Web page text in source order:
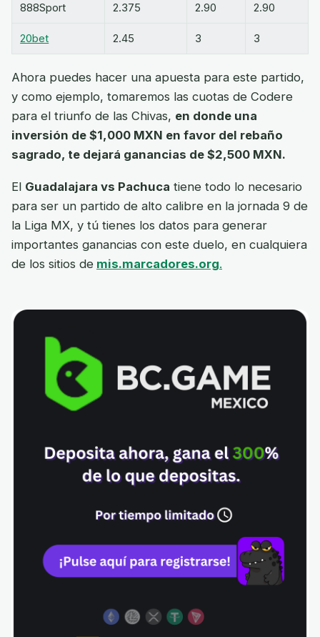
888Sport 2.375 2.90 2.90
20bet 2.45 3 3
Ahora puedes hacer una apuesta para este partido,
y como ejemplo, tomaremos las cuotas de Codere
para el triunfo de las Chivas, en donde una
inversión de $1,000 MXN en favor del rebaño
sagrado, te dejará ganancias de $2,500 MXN.
El Guadalajara vs Pachuca tiene todo lo necesario
para ser un partido de alto calibre en la jornada 9 de
la Liga MX, y tú tienes los datos para generar
importantes ganancias con este duelo, en cualquiera
de los sitios de mis.marcadores.org.